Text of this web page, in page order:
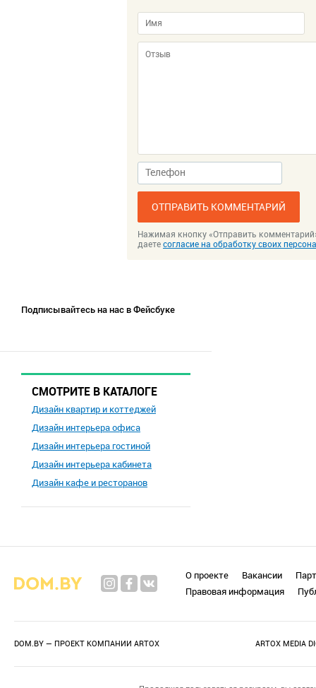
ОТПРАВИТЬ КОММЕНТАРИЙ
Нажимая кнопку «Отправить
даете согласие на обработку своих
Подписывайтесь на нас в Фейсбуке
СМОТРИТЕ В КАТАЛОГЕ
Дизайн квартир и коттеджей
Дизайн интерьера офиса
Дизайн интерьера гостиной
Дизайн интерьера кабинета
Дизайн кафе и ресторанов
О проекте Вакансии
Правовая информация
DOM.BY — ПРОЕКТ КОМПАНИИ ARTOX ARTOX MEDIA